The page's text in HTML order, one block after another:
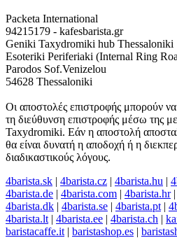
Packeta International
94215179 - kafesbarista.gr
Geniki Taxydromiki hub Thessaloniki
Esoteriki Periferiaki (Internal Ring
Parodos Sof.Venizelou
54628 Thessaloniki
Οι αποστολές επιστροφής μπορούν
τη διεύθυνση επιστροφής μέσω της
Taxydromiki. Εάν η αποστολή
θα είναι δυνατή η αποδοχή ή η
διαδικαστικούς λόγους.
4barista.sk | 4barista.cz | 4barista.hu |
4barista.de | 4barista.com | 4barista.hr|
4barista.dk | 4barista.se | 4barista.pt |
4barista.lt | 4barista.ee | 4barista.ch |
baristacaffe.it | baristashop.es |